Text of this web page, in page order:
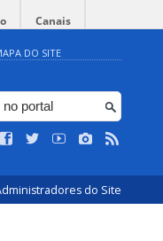
Canais
DO SITE
do Site